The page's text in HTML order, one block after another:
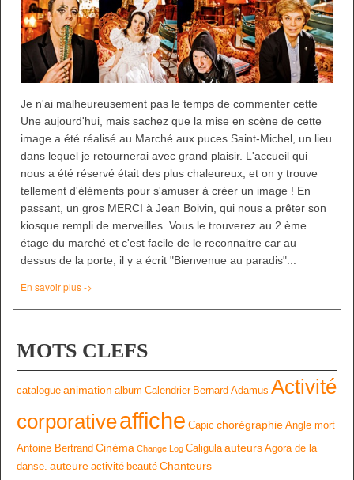
Je n'ai malheureusement pas le temps de commenter cette
Une aujourd'hui, mais sachez que la mise en scène de cette
image a été réalisé au Marché aux puces Saint-Michel, un lieu
dans lequel je retournerai avec grand plaisir. L'accueil qui
nous a été réservé était des plus chaleureux, et on y trouve
tellement d'éléments pour s'amuser à créer un image ! En
passant, un gros MERCI à Jean Boivin, qui nous a prêter son
kiosque rempli de merveilles. Vous le trouverez au 2 ème
étage du marché et c'est facile de le reconnaitre car au
dessus de la porte, il y a écrit "Bienvenue au paradis"...
En savoir plus ->
MOTS CLEFS
catalogue animation album Calendrier Bernard Adamus Activité
corporativeaffiche Capic chorégraphie Angle mort
Antoine Bertrand Cinéma Change Log Caligula auteurs Agora de la
danse. auteure activité beauté Chanteurs